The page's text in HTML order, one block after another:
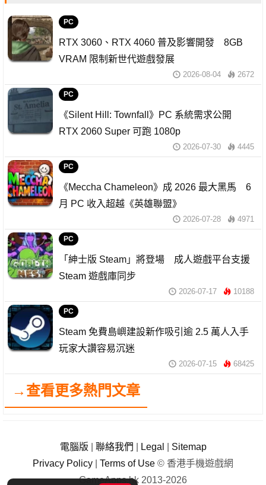
PC
RTX 3060、RTX 4060 普及影響開發 8GB
VRAM 限制新世代遊戲發展
2026-08-04 2672
PC
《Silent Hill: Townfall》PC 系統需求公開
RTX 2060 Super 可跑 1080p
2026-07-30 4445
PC
《Meccha Chameleon》成 2026 最大黑馬 6
月 PC 收入超越《英雄聯盟》
2026-07-28 4971
PC
「紳士版 Steam」將登場 成人遊戲平台支援
Steam 遊戲庫同步
2026-07-17 10188
PC
Steam 免費島嶼建設新作吸引逾 2.5 萬人入手
玩家大讚容易沉迷
2026-07-15 68425
→查看更多熱門文章
電腦版 聯絡我們 Legal
Sitemap
Privacy Policy
Terms of Use © 香港手機遊戲網
GameApps.hk 2013-2026